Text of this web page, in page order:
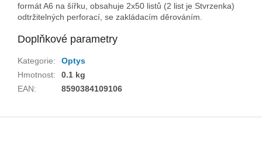
formát A6 na šířku, obsahuje 2x50 listů (2 list je Stvrzenka)
odtržitelných perforací, se zakládacím děrováním.
Doplňkové parametry
Kategorie:
Optys
Hmotnost:
0.1 kg
EAN: 8590384109106